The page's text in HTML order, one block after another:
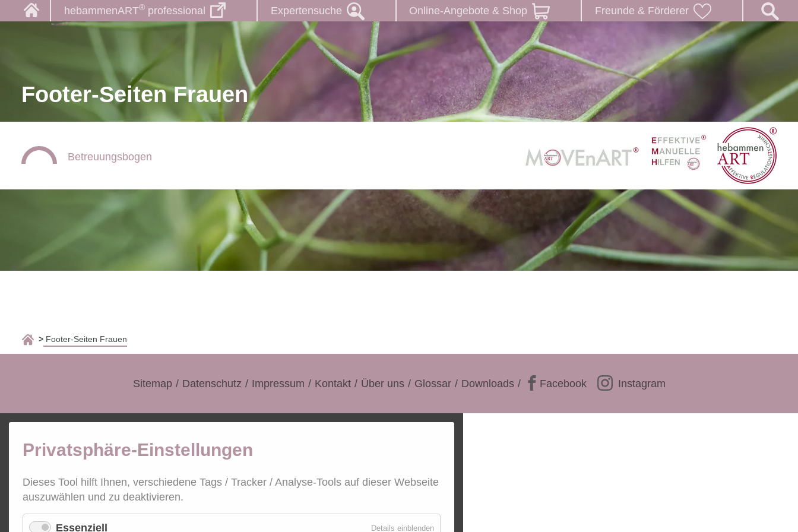
hebammenART®professional Expertensuche Online-Angebote & Shop Freunde & Förderer
Footer-Seiten Frauen
Betreuungsbogen
Footer-Seiten Frauen
Navigation
Sitemap Datenschutz Impressum Kontakt Über uns Glossar Downloads Facebook Instagram
Privatsphäre-Einstellungen
Dieses Tool hilft Ihnen, verschiedene Tags / Tracker / Analyse-Tools auf dieser Webseite
auszuwählen und zu deaktivieren.
Essenziell Details einblendenfür